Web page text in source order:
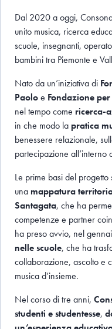
Dal 2020 a oggi,
unito musica, ricerca
scuole, insegnanti,
bambini tra Piemonte e
Nato da un’iniziativa di
Paoloe Fondazione
nel tempo come ricerca-
in che modo la pratica
benessere relazionale,
partecipazione all’interno
Le prime basi del progetto
una mappatura
Santagata, che ha
competenze e partner
ha preso avvio, nel
nelle scuole, che ha
collaborazione, ascolto e
musica d’insieme.
Nel corso di tre anni,
studenti e studentesse,